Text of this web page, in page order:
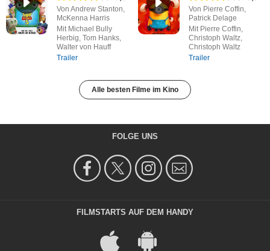
Von Andrew Stanton,
McKenna Harris
Mit Michael Bully
Herbig, Tom Hanks,
Walter von Hauff
Trailer
Von Pierre Coffin,
Patrick Delage
Mit Pierre Coffin,
Christoph Waltz,
Christoph Waltz
Trailer
Alle besten Filme im Kino
FOLGE UNS
FILMSTARTS AUF DEM HANDY